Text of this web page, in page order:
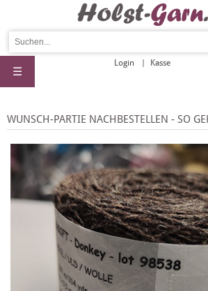
Login Kasse
☰
WUNSCH-PARTIE NACHBESTELLEN - SO